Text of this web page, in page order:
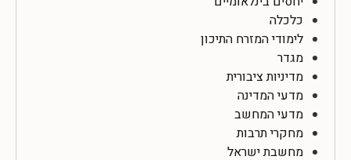
כלכלה
לימודי המזרח התיכון
מגדר
מדיניות ציבורית
מדעי המדינה
מדעי המחשב
מחקרי תרבות
מחשבת ישראל